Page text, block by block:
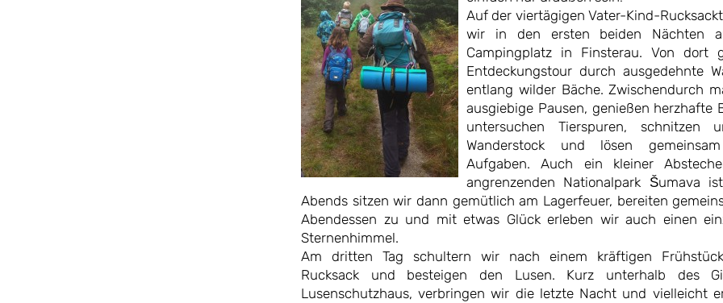
Auf der viertägigen Vater-Kind-
wir in den ersten beiden Nächten
Campingplatz in Finsterau. Von dort
Entdeckungstour durch ausgedehnte
entlang wilder Bäche. Zwischendurch
ausgiebige Pausen, genießen herzhafte
untersuchen Tierspuren, schnitzen
Wanderstock und lösen
Aufgaben. Auch ein kleiner
angrenzenden Nationalpark Šumava
Abends sitzen wir dann gemütlich am Lagerfeuer, bereiten
Abendessen zu und mit etwas Glück erleben wir auch einen
Sternenhimmel.
Am dritten Tag schultern wir nach einem kräftigen
Rucksack und besteigen den Lusen. Kurz unterhalb des
Lusenschutzhaus, verbringen wir die letzte Nacht und vielleicht